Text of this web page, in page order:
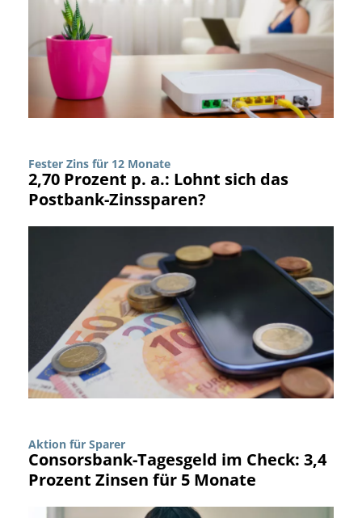
Fester Zins für 12 Monate
2,70 Prozent p. a.: Lohnt sich das
Postbank-Zinssparen?
Aktion für Sparer
Consorsbank-Tagesgeld im Check: 3,4
Prozent Zinsen für 5 Monate